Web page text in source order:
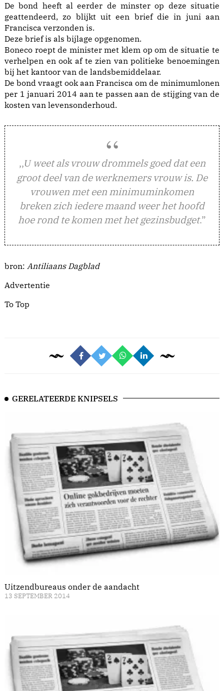
De bond heeft al eerder de minster op deze situatie
geattendeerd, zo blijkt uit een brief die in juni aan
Francisca verzonden is.
Deze brief is als bijlage opgenomen.
Boneco roept de minister met klem op om de situatie te
verhelpen en ook af te zien van politieke benoemingen
bij het kantoor van de landsbemiddelaar.
De bond vraagt ook aan Francisca om de minimumlonen
per 1 januari 2014 aan te passen aan de stijging van de
kosten van levensonderhoud.
,,Uweet als vrouw drommels goed dat een
groot deel van de werknemers vrouw is. De
vrouwen met een minimuminkomen
breken zich iedere maand weer het hoofd
hoe rond te komen met het gezinsbudget.”
bron: Antiliaans Dagblad
Advertentie
To Top
GERELATEERDE KNIPSELS
Uitzendbureaus onder de aandacht
13 SEPTEMBER 2014